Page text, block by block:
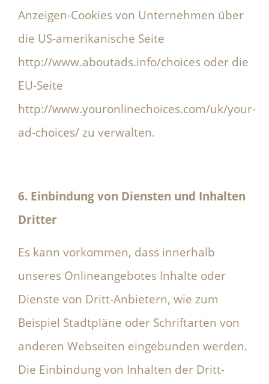
Anzeigen-Cookies von Unternehmen über
die US-amerikanische Seite
http://www.aboutads.info/choices oder die
EU-Seite
http://www.youronlinechoices.com/uk/your-
ad-choices/ zu verwalten.
6. Einbindung von Diensten und Inhalten
Dritter
Es kann vorkommen, dass innerhalb
unseres Onlineangebotes Inhalte oder
Dienste von Dritt-Anbietern, wie zum
Beispiel Stadtpläne oder Schriftarten von
anderen Webseiten eingebunden werden.
Die Einbindung von Inhalten der Dritt-